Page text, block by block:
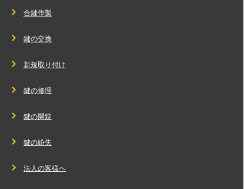
合鍵作製
鍵の交換
新規取り付け
鍵の修理
鍵の開錠
鍵の紛失
法人の客様へ